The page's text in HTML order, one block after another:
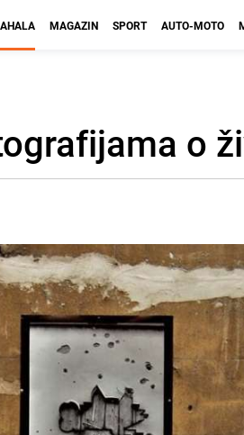
MAGAZIN SPORT AUTO-MOTO
o